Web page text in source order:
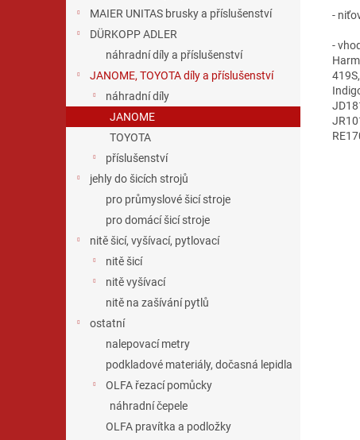
MAIER UNITAS brusky a příslušenství
DÜRKOPP ADLER
náhradní díly a příslušenství
JANOME, TOYOTA díly a příslušenství
náhradní díly
JANOME
TOYOTA
příslušenství
jehly do šicích strojů
pro průmyslové šicí stroje
pro domácí šicí stroje
nitě šicí, vyšívací, pytlovací
nitě šicí
nitě vyšívací
nitě na zašívání pytlů
ostatní
nalepovací metry
podkladové materiály, dočasná lepidla
OLFA řezací pomůcky
náhradní čepele
OLFA pravítka a podložky
-
-